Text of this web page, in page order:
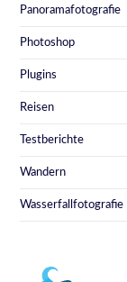
Panoramafotografie
Photoshop
Plugins
Reisen
Testberichte
Wandern
Wasserfallfotografie